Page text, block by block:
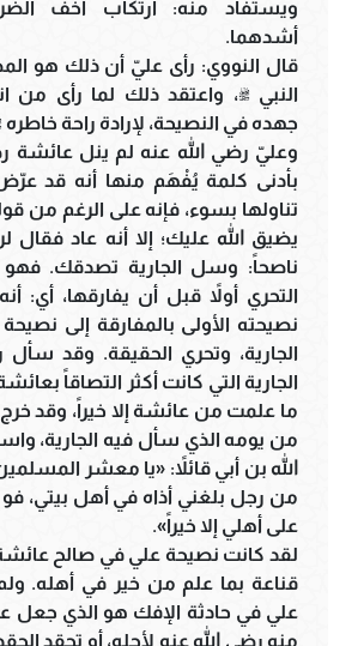
ويستفاد منه: ارتكاب أخف
أشدهما.
قال النووي: رأى عليّ أن ذلك هو
النبي ﷺ، واعتقد ذلك لما رأى من
جهده في النصيحة، لإرادة راحة خاطره
وعليّ رضي الله عنه لم ينل عائشة
بأدنى كلمة يُفْهَم منها أنه قد عرّض
تناولها بسوء، فإنه على الرغم من
يضيق الله عليك؛ إلا أنه عاد فقال
ناصحاً: وسل الجارية تصدقك. فهو
التحري أولاً قبل أن يفارقها، أي:
نصيحته الأولى بالمفارقة إلى
الجارية، وتحري الحقيقة. وقد
الجارية التي كانت أكثر التصاقاً
ما علمت من عائشة إلا خيراً، وقد
من يومه الذي سأل فيه الجارية،
الله بن أبي قائلاً: «يا معشر
من رجل بلغني أذاه في أهل بيتي، فو
على أهلي إلا خيراً».
لقد كانت نصيحة علي في صالح
قناعة بما علم من خير في أهله.
علي في حادثة الإفك هو الذي
منه رضي الله عنه لأجله، أو تحقد